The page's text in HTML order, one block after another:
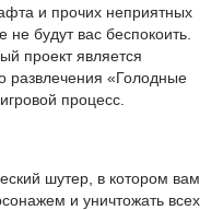
и прочих неприятных
будут вас беспокоить.
проект является
развлечения «Голодные
процесс.
шутер, в котором вам
и уничтожать всех